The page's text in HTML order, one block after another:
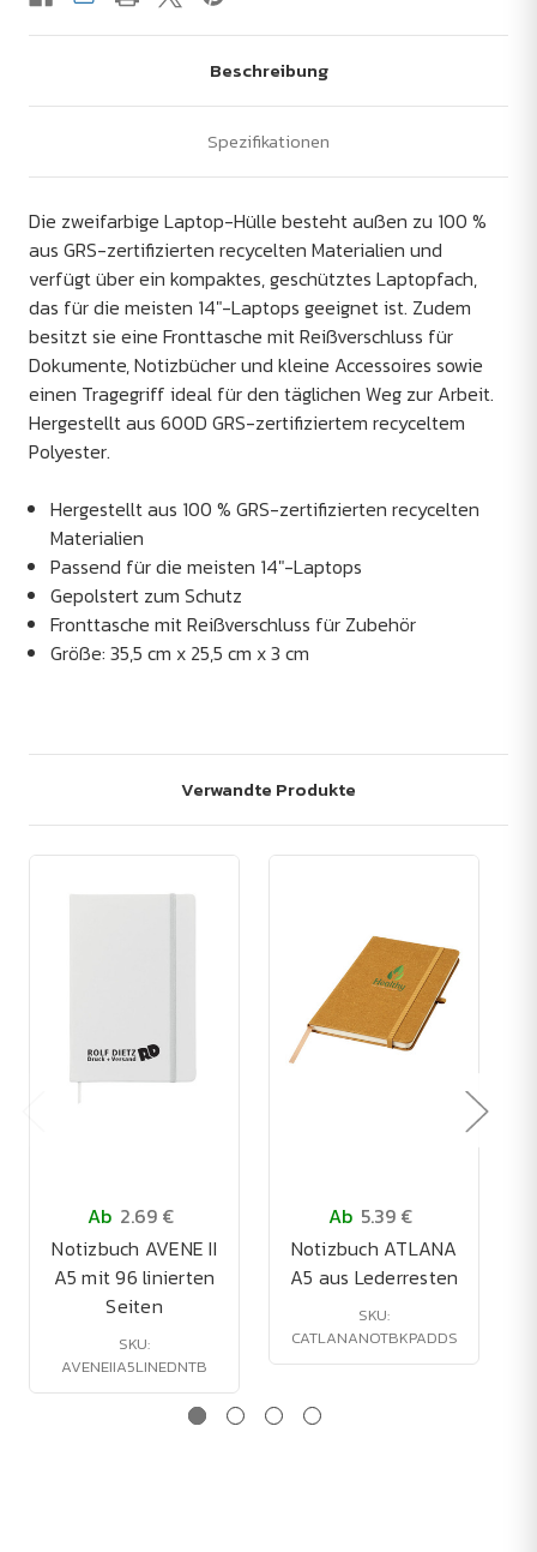
Beschreibung
Spezifikationen
Die zweifarbige Laptop-Hülle besteht außen zu 100 %
aus GRS-zertifizierten recycelten Materialien und
verfügt über ein kompaktes, geschütztes Laptopfach,
das für die meisten 14"-Laptops geeignet ist. Zudem
besitzt sie eine Fronttasche mit Reißverschluss für
Dokumente, Notizbücher und kleine Accessoires sowie
einen Tragegriff ideal für den täglichen Weg zur Arbeit.
Hergestellt aus 600D GRS-zertifiziertem recyceltem
Polyester.
Hergestellt aus 100 % GRS-zertifizierten recycelten
Materialien
Passend für die meisten 14"-Laptops
Gepolstert zum Schutz
Fronttasche mit Reißverschluss für Zubehör
Größe: 35,5 cm x 25,5 cm x 3 cm
Verwandte Produkte
Ab 2.69 €
Notizbuch AVENE II
A5 mit 96 linierten
Seiten
SKU:
AVENEIIA5LINEDNTB
Ab 5.39 €
Notizbuch ATLANA
A5 aus Lederresten
SKU:
CATLANANOTBKPADDS